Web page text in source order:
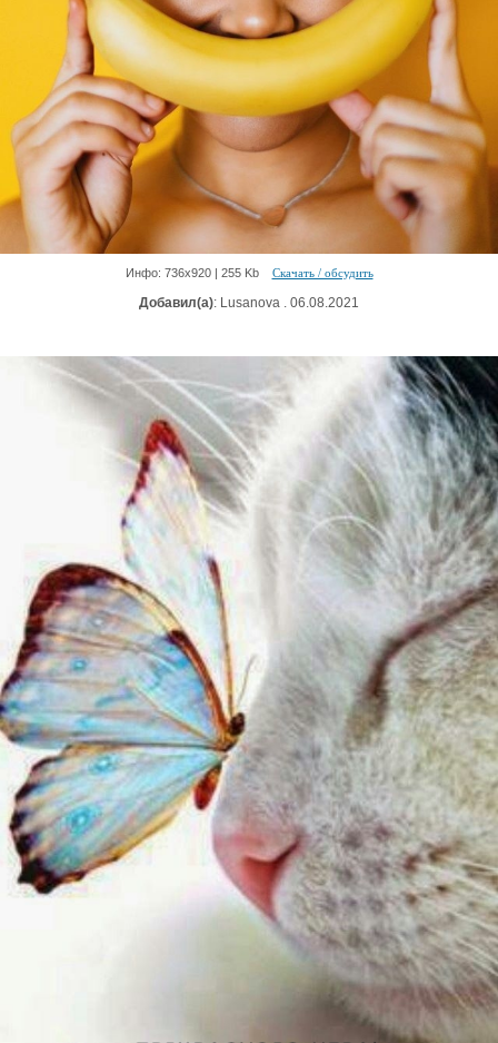
Инфо: 736х920 | 255 Kb Скачать / обсудить
Добавил(а): Lusanova . 06.08.2021